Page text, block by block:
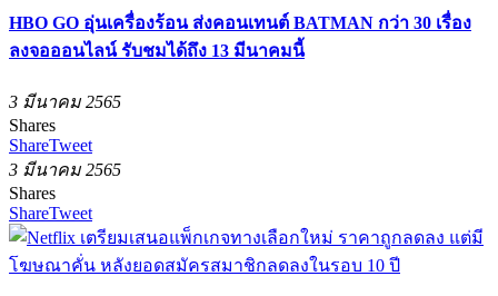
HBO GO อุ่นเครื่องร้อน ส่งคอนเทนต์ BATMAN กว่า 30 เรื่อง
ลงจอออนไลน์ รับชมได้ถึง 13 มีนาคมนี้
3 มีนาคม 2565
Shares
ShareTweet
3 มีนาคม 2565
Shares
ShareTweet